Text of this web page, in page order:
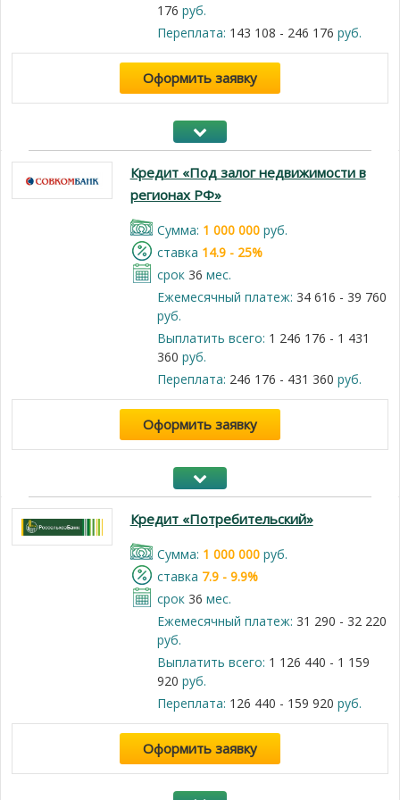
176 руб.
Переплата: 143 108 - 246 176 руб.
Оформить заявку
Кредит «Под залог недвижимости в
регионах РФ»
Cумма: 1 000 000руб.
cтавка 14.9 - 25%
срок 36 мес.
Ежемесячный платеж: 34 616 - 39 760
руб.
Выплатить всего: 1 246 176 - 1 431
360 руб.
Переплата: 246 176 - 431 360 руб.
Оформить заявку
Кредит «Потребительский»
Cумма: 1 000 000руб.
cтавка 7.9 - 9.9%
срок 36 мес.
Ежемесячный платеж: 31 290 - 32 220
руб.
Выплатить всего: 1 126 440 - 1 159
920 руб.
Переплата: 126 440 - 159 920 руб.
Оформить заявку